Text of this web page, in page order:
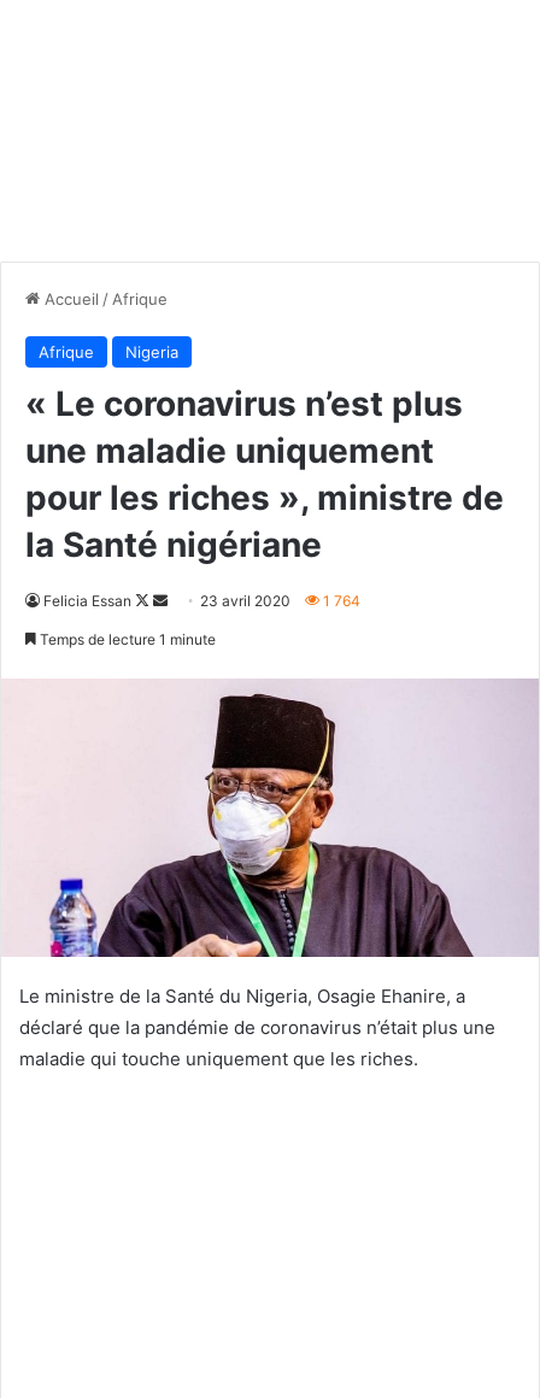
Accueil / Afrique
Afrique Nigeria
« Le coronavirus n’est plus
une maladie uniquement
pour les riches », ministre de
la Santé nigériane
Felicia Essan
Follow
Envoyer23 avril 2020 1 764
Temps de lecture 1 minute
Le ministre de la Santé du Nigeria, Osagie Ehanire, a
déclaré que la pandémie de coronavirus n’était plus une
maladie qui touche uniquement que les riches.